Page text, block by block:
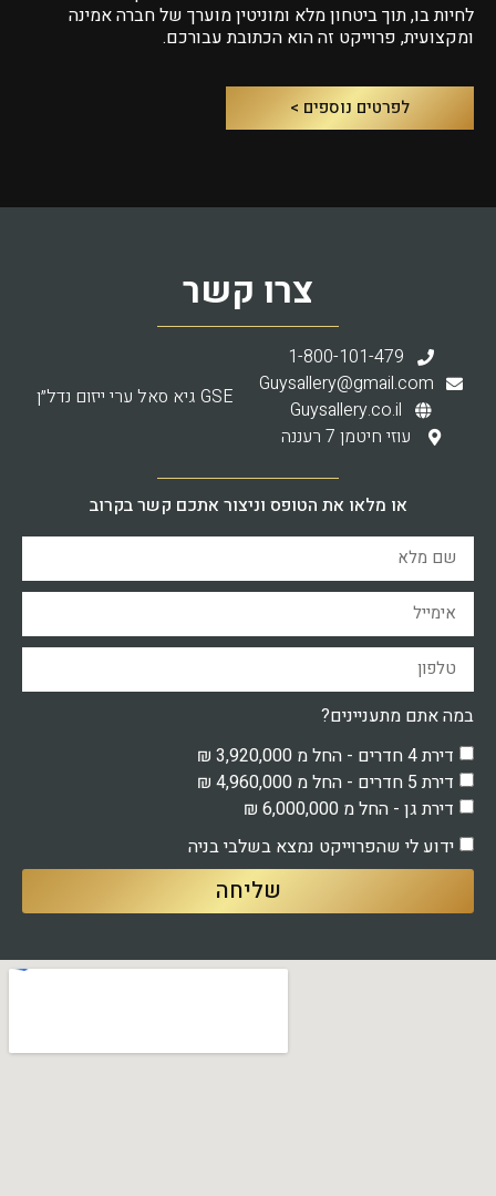
לחיות בו, תוך ביטחוןמלא ומוניטין מוערך של חברה אמינה
ומקצועית, פרוייקט זה הוא הכתובת עבורכם.
לפרטים נוספים >
צרו קשר
1-800-101-479
Guysallery@gmail.com
Guysallery.co.il
עוזי חיטמן 7 רעננה
GSE גיא סאל ערי ייזום נדל״ן
או מלאו את הטופס וניצור אתכם קשר בקרוב
במה אתם מתעניינים?
דירת 4 חדרים - החל מ 3,920,000 ₪
דירת 5 חדרים - החל מ 4,960,000 ₪
דירת גן - החל מ 6,000,000 ₪
ידוע לי שהפרוייקט נמצא בשלבי בניה
שליחה